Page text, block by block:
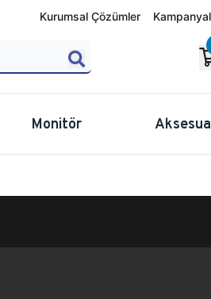
Kurumsal Çözümler
Monitör